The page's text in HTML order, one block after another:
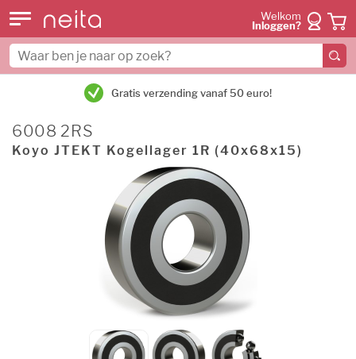
Welkom
Inloggen?
Gratis verzending vanaf 50 euro!
6008 2RS
Koyo JTEKT Kogellager 1R (40x68x15)